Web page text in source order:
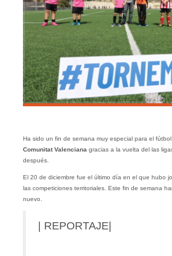
Ha sido un fin de semana muy especial para el
Comunitat Valencianagracias a la vuelta del las
después.
El 20 de diciembre fue el último día en el que hubo
las competiciones territoriales. Este fin de semana
nuevo.
| REPORTAJE|